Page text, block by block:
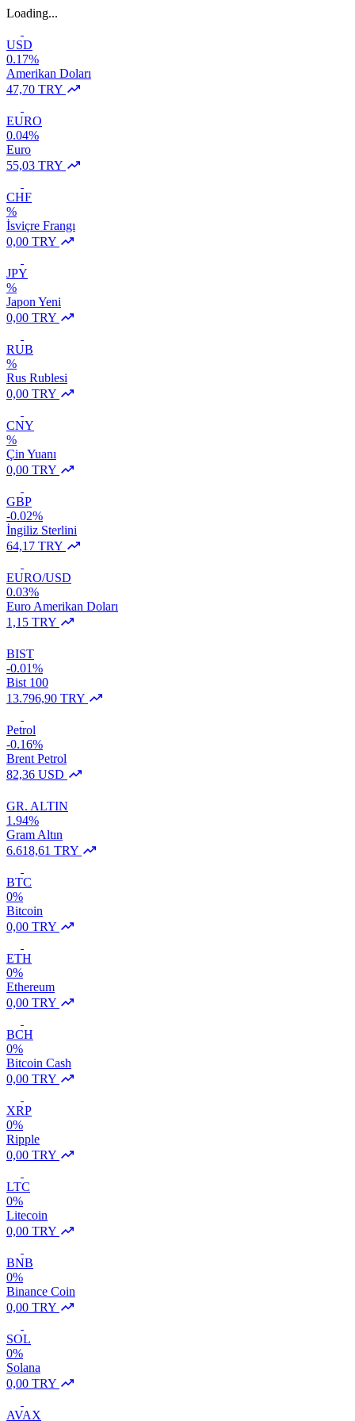
Loading...
USD
0.17%
Amerikan Doları
47,70 TRY
EURO
0.04%
Euro
55,03 TRY
CHF
%
İsviçre Frangı
0,00 TRY
JPY
%
Japon Yeni
0,00 TRY
RUB
%
Rus Rublesi
0,00 TRY
CNY
%
Çin Yuanı
0,00 TRY
GBP
-0.02%
İngiliz Sterlini
64,17 TRY
EURO/USD
0.03%
Euro Amerikan Doları
1,15 TRY
BIST
-0.01%
Bist 100
13.796,90 TRY
Petrol
-0.16%
Brent Petrol
82,36 USD
GR. ALTIN
1.94%
Gram Altın
6.618,61 TRY
BTC
0%
Bitcoin
0,00 TRY
ETH
0%
Ethereum
0,00 TRY
BCH
0%
Bitcoin Cash
0,00 TRY
XRP
0%
Ripple
0,00 TRY
LTC
0%
Litecoin
0,00 TRY
BNB
0%
Binance Coin
0,00 TRY
SOL
0%
Solana
0,00 TRY
AVAX